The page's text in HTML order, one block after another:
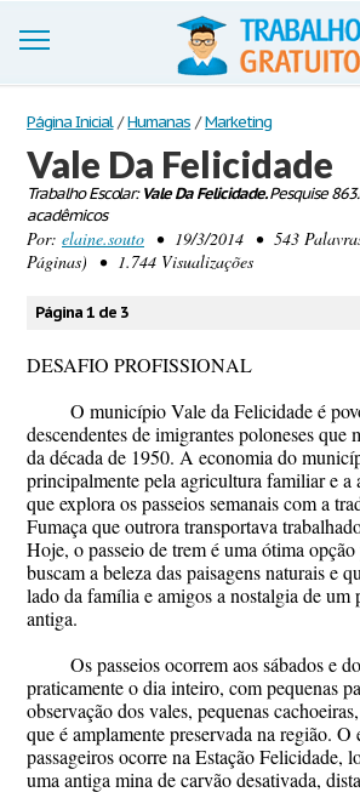
Trabalhos
Cadastre-se
Entre
Blog
Contate-nos
Página Inicial / Humanas / Marketing
Vale Da Felicidade
Trabalho Escolar:Vale Da Felicidade.Pesquise
acadêmicos
Por: elaine.souto • 19/3/2014 • 543
Páginas) • 1.744 Visualizações
Página 1 de 3
DESAFIO PROFISSIONAL
O município Vale da Felicidade é
descendentes de imigrantes poloneses que
da década de 1950. A economia do
principalmente pela agricultura familiar e a
que explora os passeios semanais com a
Fumaça que outrora transportava
Hoje, o passeio de trem é uma ótima opção
buscam a beleza das paisagens naturais e
lado da família e amigos a nostalgia de um
antiga.
Os passeios ocorrem aos sábados e
praticamente o dia inteiro, com pequenas
observação dos vales, pequenas
que é amplamente preservada na região. O
passageiros ocorre na Estação Felicidade,
uma antiga mina de carvão desativada,